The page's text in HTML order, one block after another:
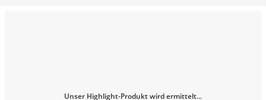
Unser Highlight-Produkt wird ermittelt...